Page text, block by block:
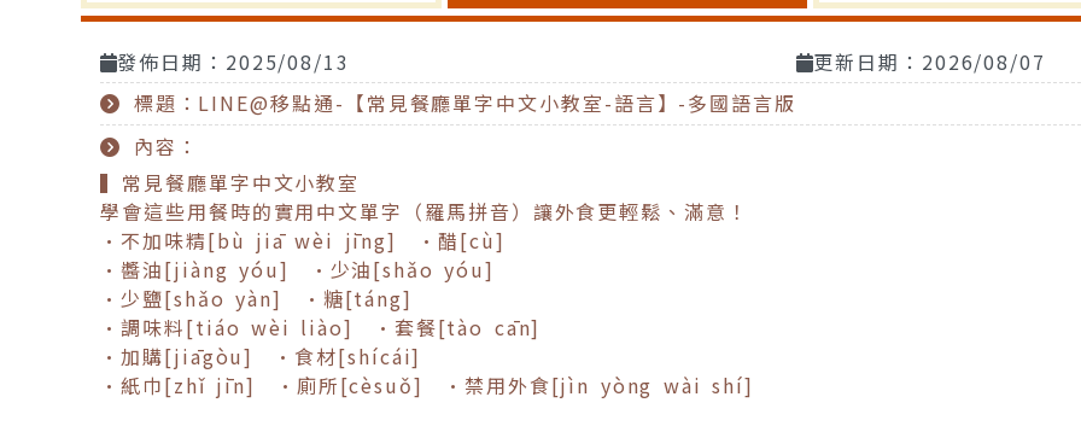
發佈日期：2025/08/13
更新日期：2026/08/07
標題：LINE@移點通-【常見餐廳單字中文小教室-語言】-多國語言版
內容：
▍常見餐廳單字中文小教室
學會這些用餐時的實用中文單字（羅馬拼音）讓外食更輕鬆、滿意！
•不加味精[bù jiā wèi jīng] •醋[cù]
•醬油[jiàng yóu] •少油[shǎo yóu]
•少鹽[shǎo yàn] •糖[táng]
•調味料[tiáo wèi liào] •套餐[tào cān]
•加購[jiāgòu] •食材[shícái]
•紙巾[zhǐ jīn] •廁所[cèsuǒ] •禁用外食[jìn yòng wài shí]